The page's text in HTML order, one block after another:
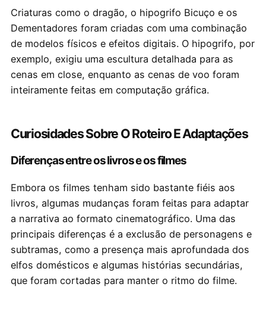
Criaturas como o dragão, o hipogrifo Bicuço e os
Dementadores foram criadas com uma combinação
de modelos físicos e efeitos digitais. O hipogrifo, por
exemplo, exigiu uma escultura detalhada para as
cenas em close, enquanto as cenas de voo foram
inteiramente feitas em computação gráfica.
Curiosidades Sobre O Roteiro E Adaptações
Diferenças entre os livros e os filmes
Embora os filmes tenham sido bastante fiéis aos
livros, algumas mudanças foram feitas para adaptar
a narrativa ao formato cinematográfico. Uma das
principais diferenças é a exclusão de personagens e
subtramas, como a presença mais aprofundada dos
elfos domésticos e algumas histórias secundárias,
que foram cortadas para manter o ritmo do filme.